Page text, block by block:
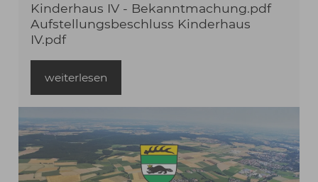
Kinderhaus IV - Bekanntmachung.pdf
Aufstellungsbeschluss Kinderhaus
IV.pdf
weiterlesen